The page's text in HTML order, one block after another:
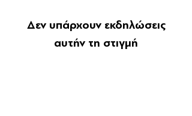
Δεν υπάρχουν εκδηλώσεις
αυτήν τη στιγμή